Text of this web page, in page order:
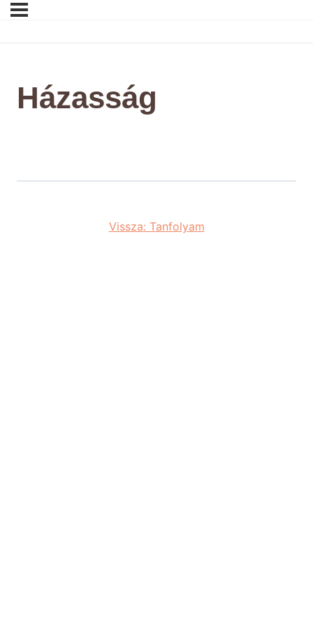
Házasság
Vissza: Tanfolyam